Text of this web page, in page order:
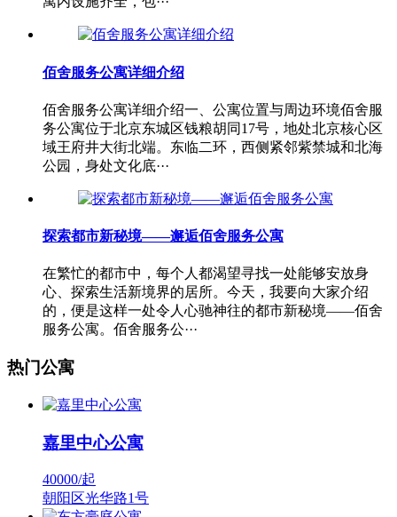
佰舍服务公寓详细介绍
佰舍服务公寓详细介绍一、公寓位置与周边环境佰舍服
务公寓位于北京东城区钱粮胡同17号，地处北京核心区
域王府井大街北端。东临二环，西侧紧邻紫禁城和北海
公园，身处文化底···
探索都市新秘境——邂逅佰舍服务公寓
在繁忙的都市中，每个人都渴望寻找一处能够安放身
心、探索生活新境界的居所。今天，我要向大家介绍
的，便是这样一处令人心驰神往的都市新秘境——佰舍
服务公寓。佰舍服务公···
热门公寓
嘉里中心公寓
40000/起
朝阳区光华路1号